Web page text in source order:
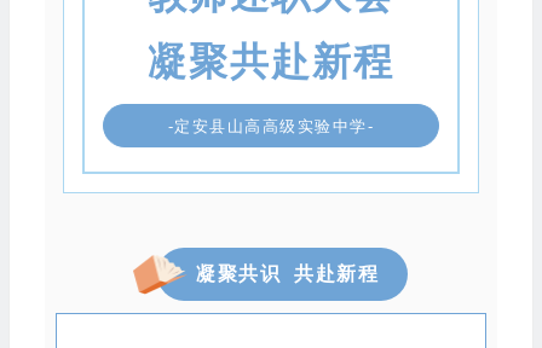
凝聚共赴新程
-定安县山高高级实验中学-
凝聚共识 共赴新程